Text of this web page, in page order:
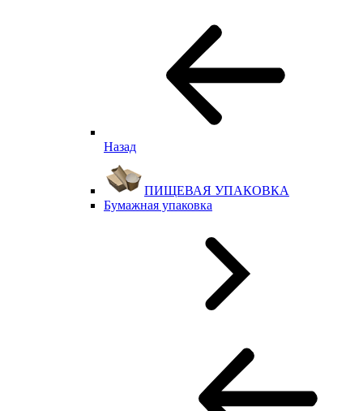
Назад
ПИЩЕВАЯ УПАКОВКА
Бумажная упаковка